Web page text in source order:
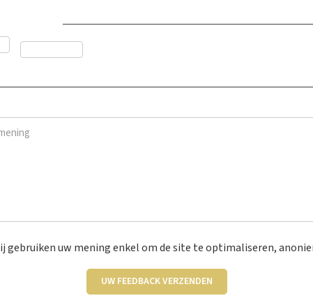
gebruiken uw mening enkel om de site te optimaliseren,
UW FEEDBACK VERZENDEN